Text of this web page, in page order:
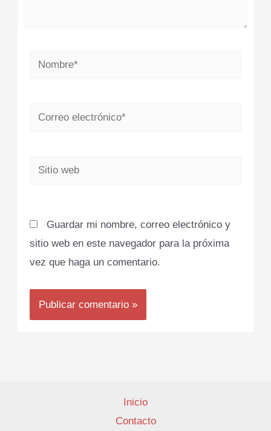
Nombre*
Correo
Sitio
Guardar mi nombre, correo electrónico y
sitio web en este navegador para la próxima
vez que haga un comentario.
Inicio
Contacto